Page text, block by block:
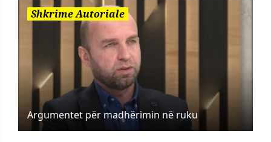
Shkrime Autoriale
Argumentet për madhërimin në ruku